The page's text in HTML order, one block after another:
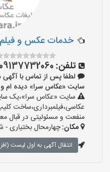
خدمات عکس و فیلم
تلفن: 09137732060
لطفا پس از تماس با آگهی
سایت «عکاس سرا» دیده ام و کد «آگهی-
سایت «عکاس سرا»،یک
عکاسی،فیلمبرداری،ساخت
منفعت و مسئولیتی در قبال
مکان:چهارمحال بختیاری -
انتقال آگهی به اول لیست